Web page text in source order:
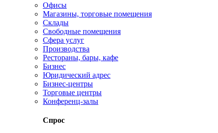
Офисы
Магазины, торговые помещения
Склады
Свободные помещения
Сфера услуг
Производства
Рестораны, бары, кафе
Бизнес
Юридический адрес
Бизнес-центры
Торговые центры
Конференц-залы
Спрос